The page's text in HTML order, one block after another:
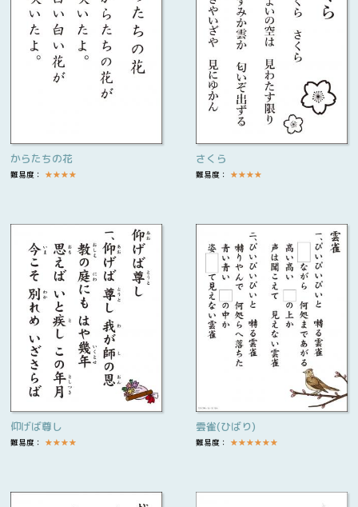
からたちの花
難易度： ★★★★
さくら
難易度： ★★★★
仰げば尊し
難易度： ★★★★
雲雀(ひばり)
難易度： ★★★★★★